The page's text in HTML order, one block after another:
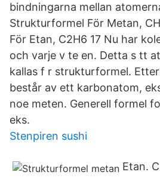
bindningarna mellan
Strukturformel För Metan,
För Etan, C2H6 17 Nu har
och varje v te en. Detta s tt
kallas f r strukturformel.
består av ett karbonatom,
noe meten. Generell formel
eks.
Stenpiren sushi
Etan.